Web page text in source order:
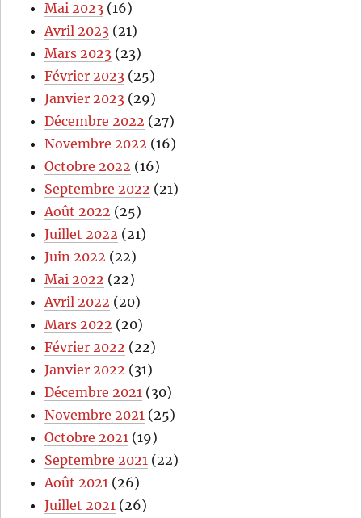
Mai 2023 (16)
Avril 2023 (21)
Mars 2023 (23)
Février 2023 (25)
Janvier 2023 (29)
Décembre 2022 (27)
Novembre 2022 (16)
Octobre 2022 (16)
Septembre 2022 (21)
Août 2022 (25)
Juillet 2022 (21)
Juin 2022 (22)
Mai 2022 (22)
Avril 2022 (20)
Mars 2022 (20)
Février 2022 (22)
Janvier 2022 (31)
Décembre 2021 (30)
Novembre 2021 (25)
Octobre 2021 (19)
Septembre 2021 (22)
Août 2021 (26)
Juillet 2021 (26)